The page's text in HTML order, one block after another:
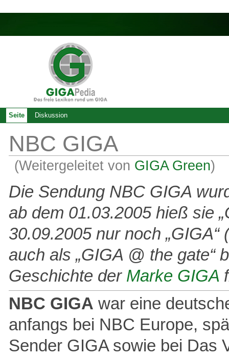
NBC GIGA
(Weitergeleitet von GIGA Green)
Die Sendung NBC GIGA
ab dem 01.03.2005 hieß sie
30.09.2005 nur noch
auch als „GIGA @ the gate“
Geschichte der Marke GIGA
NBC GIGA war eine
anfangs bei NBC Europe,
Sender GIGA sowie bei Das
Seite Diskussion